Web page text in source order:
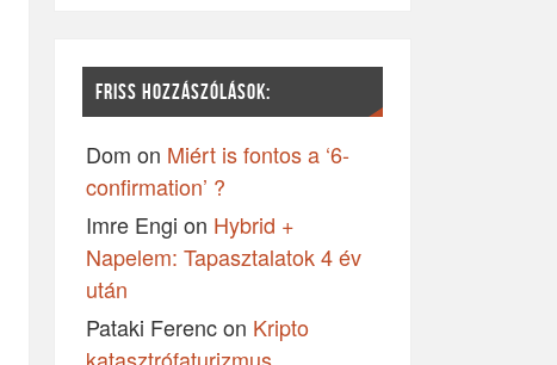
FRISS HOZZÁSZÓLÁSOK:
Dom on Miért is fontos a ‘6-
confirmation’ ?
Imre Engi on Hybrid +
Napelem: Tapasztalatok 4 év
után
Pataki Ferencon Kripto